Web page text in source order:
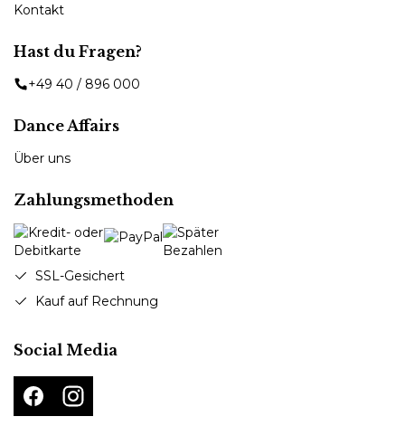
Kontakt
Hast du Fragen?
+49 40 / 896 000
Dance Affairs
Über uns
Zahlungsmethoden
SSL-Gesichert
Kauf auf Rechnung
Social Media